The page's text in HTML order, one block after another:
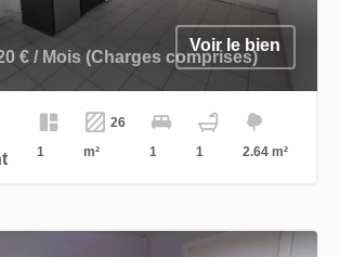
€ / Mois (Charges comprises)
Voir le bien
1
26
m²
1 1 2.64 m²